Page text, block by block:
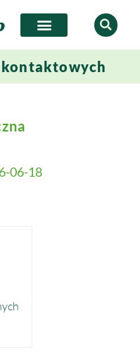
kontaktowych
06-18